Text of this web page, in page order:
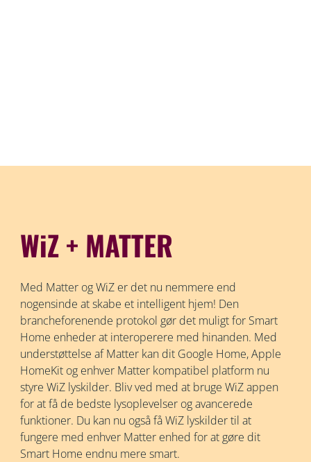
WiZ + MATTER
Med Matter og WiZ er det nu nemmere end
nogensinde at skabe et intelligent hjem! Den
brancheforenende protokol gør det muligt for Smart
Home enheder at interoperere med hinanden. Med
understøttelse af Matter kan dit Google Home, Apple
HomeKit og enhver Matter kompatibel platform nu
styre WiZ lyskilder. Bliv ved med at bruge WiZ appen
for at få de bedste lysoplevelser og avancerede
funktioner. Du kan nu også få WiZ lyskilder til at
fungere med enhver Matter enhed for at gøre dit
Smart Home endnu mere smart.